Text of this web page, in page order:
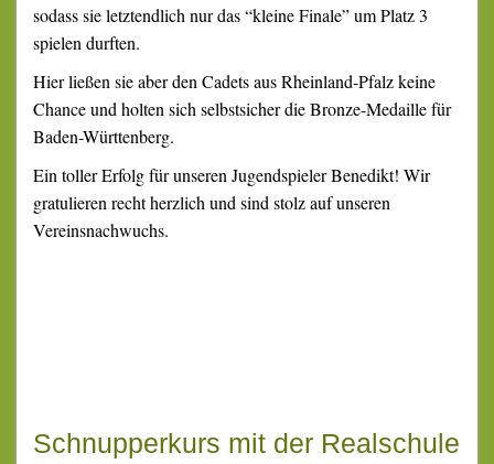
sodass sie letztendlich nur das “kleine Finale” um Platz 3
spielen durften.
Hier ließen sie aber den Cadets aus Rheinland-Pfalz keine
Chance und holten sich selbstsicher die Bronze-Medaille für
Baden-Württenberg.
Ein toller Erfolg für unseren Jugendspieler Benedikt! Wir
gratulieren recht herzlich und sind stolz auf unseren
Vereinsnachwuchs.
Schnupperkurs mit der Realschule